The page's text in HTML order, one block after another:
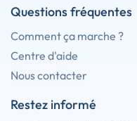
Questions fréquentes
Comment ça marche ?
Centre d'aide
Nous contacter
Restez informé